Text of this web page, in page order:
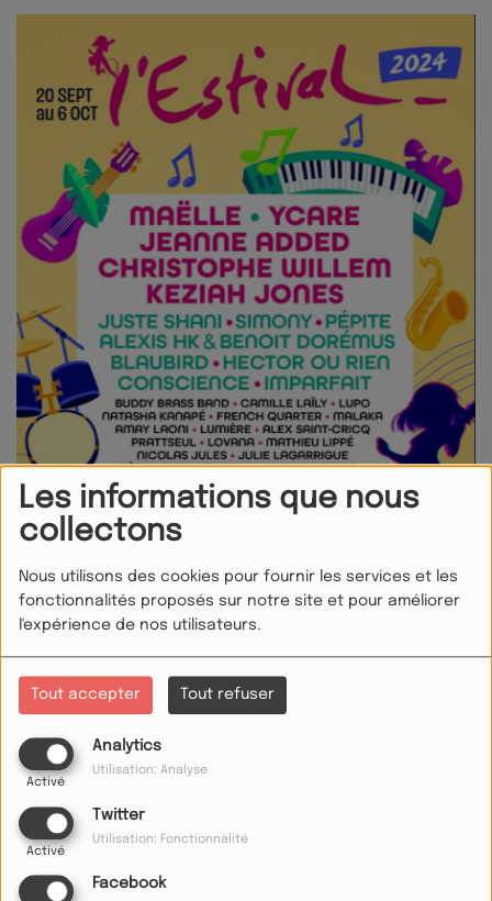
Les informations que nous
collectons
Nous utilisons des cookies pour fournir les services et les
fonctionnalités proposés sur notre site et pour améliorer
l'expérience de nos utilisateurs.
Tout accepter Tout refuser
Analytics
Activé
Utilisation: Analyse
Twitter
Activé
Utilisation: Fonctionnalité
Facebook
L’ESTIVAL 2024 - 37ÈME EDITION FESTIVAL DE
CHANSON FRANCOPHONE DU 20 SEPTEMBRE AU 6
OCTOBRE 2024
L’Estival promet une expérience musicale inédite
reposant sur la pluralité de talents francophones allant de
la musique pop à la variété, du métal au rap, du lyrique au